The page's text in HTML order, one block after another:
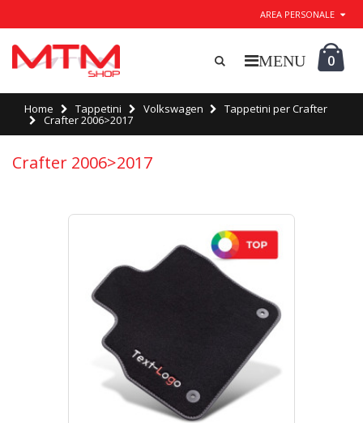
AREA PERSONALE
0
Home Tappetini Volkswagen Tappetini per Crafter
Crafter 2006>2017
Crafter 2006>2017